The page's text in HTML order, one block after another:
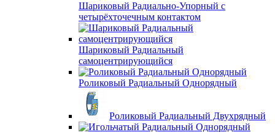
Шариковый Радиально-Упорный с
четырёхточечным контактом
Шариковый Радиальный
самоцентрирующийся
Роликовый Радиальный Однорядный
Роликовый Радиальный Двухрядный